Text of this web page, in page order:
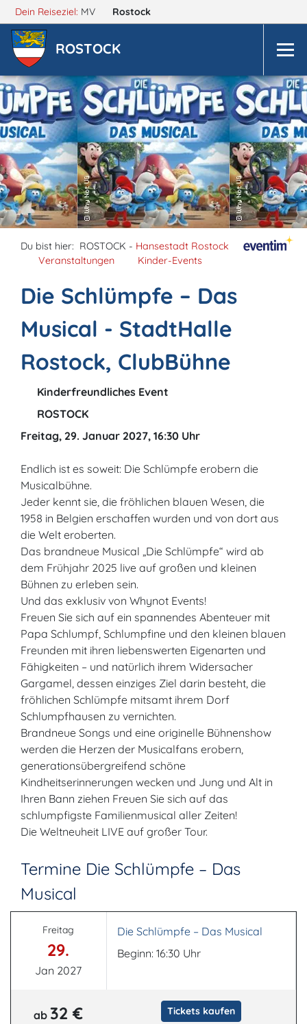
Dein Reiseziel: MV Rostock
ROSTOCK
Du bist hier: ROSTOCK - Hansestadt Rostock
Veranstaltungen
Kinder-Events
Die Schlümpfe – Das
Musical - StadtHalle
Rostock, ClubBühne
Kinderfreundliches Event
ROSTOCK
Freitag, 29. Januar 2027, 16:30 Uhr
Endlich ist es soweit: Die Schlümpfe erobern die
Musicalbühne.
Jeder kennt sie, die fröhlichen blauen Wesen, die
1958 in Belgien erschaffen wurden und von dort aus
die Welt eroberten.
Das brandneue Musical „Die Schlümpfe“ wird ab
dem Frühjahr 2025 live auf großen und kleinen
Bühnen zu erleben sein.
Und das exklusiv von Whynot Events!
Freuen Sie sich auf ein spannendes Abenteuer mit
Papa Schlumpf, Schlumpfine und den kleinen blauen
Freunden mit ihren liebenswerten Eigenarten und
Fähigkeiten – und natürlich ihrem Widersacher
Gargamel, dessen einziges Ziel darin besteht, die
fröhlichen Schlümpfe mitsamt ihrem Dorf
Schlumpfhausen zu vernichten.
Brandneue Songs und eine originelle Bühnenshow
werden die Herzen der Musicalfans erobern,
generationsübergreifend schöne
Kindheitserinnerungen wecken und Jung und Alt in
Ihren Bann ziehen Freuen Sie sich auf das
schlumpfigste Familienmusical aller Zeiten!
Die Weltneuheit LIVE auf großer Tour.
Termine Die Schlümpfe – Das
Musical
Freitag
29.
Jan 2027
Die Schlümpfe – Das Musical
Beginn: 16:30 Uhr
ab 32 € Tickets kaufen